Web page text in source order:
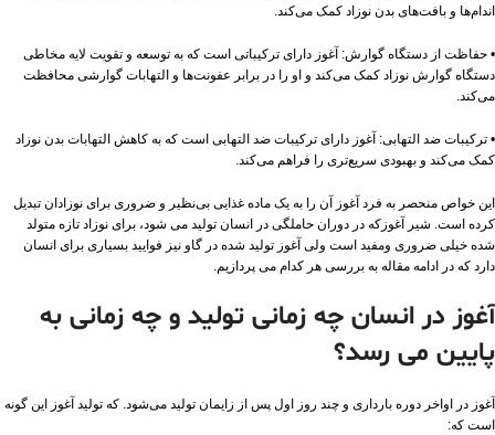
اندام‌ها و بافت‌های بدن نوزاد کمک می‌کند.
• حفاظت از دستگاه گوارش: آغوز دارای ترکیباتی است که به توسعه و تقویت لایه مخاطی
دستگاه گوارش نوزاد کمک می‌کند و او را در برابر عفونت‌ها و التهابات گوارشی محافظت
می‌کند.
• ترکیبات ضد التهابی: آغوز دارای ترکیبات ضد التهابی است که به کاهش التهابات بدن نوزاد
کمک می‌کند و بهبودی سریع‌تری را فراهم می‌کند.
این خواص منحصر به فرد آغوز آن را به یک ماده غذایی بی‌نظیر و ضروری برای نوزادان تبدیل
کرده است. شیر آغوزکه در دوران حاملگی در انسان تولید می شود، برای نوزاد تازه متولد
شده خیلی ضروری ومفید است ولی آغوز تولید شده در گاو نیز فوایید بسیاری برای انسان
دارد که در ادامه مقاله به بررسی هر کدام می پردازیم.
آغوز در انسان چه زمانی تولید و چه زمانی به
پایین می رسد؟
آغوز در اواخر دوره بارداری و چند روز اول پس از زایمان تولید می‌شود. که تولید آغوز این گونه
است که: